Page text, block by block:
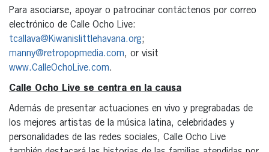
Para asociarse, apoyar o patrocinar contáctenos por correo
electrónico de Calle Ocho Live:
tcallava@Kiwanislittlehavana.org;
manny@retropopmedia.com, or visit
www.CalleOchoLive.com.
Calle Ocho Live se centra en la causa
Además de presentar actuaciones en vivo y pregrabadas de
los mejores artistas de la música latina, celebridades y
personalidades de las redes sociales, Calle Ocho Live